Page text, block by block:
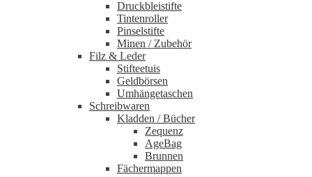
Druckbleistifte
Tintenroller
Pinselstifte
Minen / Zubehör
Filz & Leder
Stifteetuis
Geldbörsen
Umhängetaschen
Schreibwaren
Kladden / Bücher
Zequenz
AgeBag
Brunnen
Fächermappen